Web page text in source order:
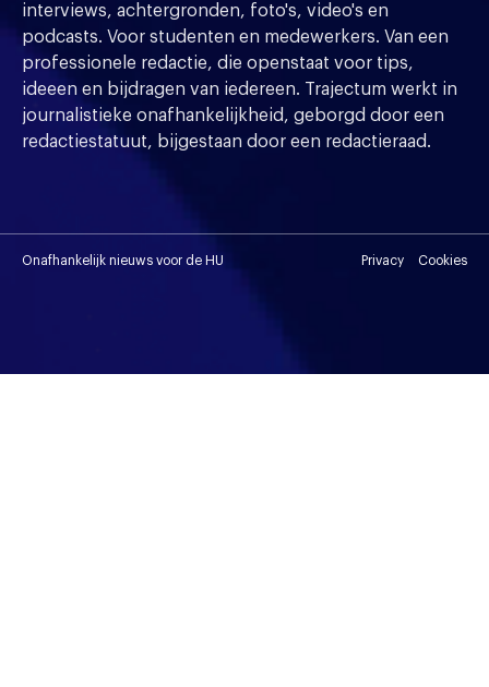
interviews, achtergronden, foto's, video's en
podcasts. Voor studenten en medewerkers. Van een
professionele redactie, die openstaat voor tips,
ideeen en bijdragen van iedereen. Trajectum werkt in
journalistieke onafhankelijkheid, geborgd door een
redactiestatuut, bijgestaan door een redactieraad.
Onafhankelijk nieuws voor de HU Privacy Cookies